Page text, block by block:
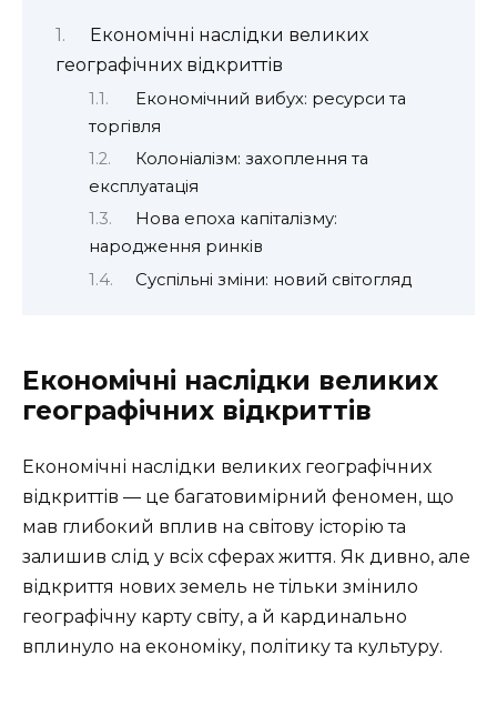
Економічні наслідки великих
географічних відкриттів
Економічний вибух: ресурси та
торгівля
Колоніалізм: захоплення та
експлуатація
Нова епоха капіталізму:
народження ринків
Суспільні зміни: новий світогляд
Економічні наслідки великих
географічних відкриттів
Економічні наслідки великих географічних
відкриттів — це багатовимірний феномен, що
мав глибокий вплив на світову історію та
залишив слід у всіх сферах життя. Як дивно, але
відкриття нових земель не тільки змінило
географічну карту світу, а й кардинально
вплинуло на економіку, політику та культуру.